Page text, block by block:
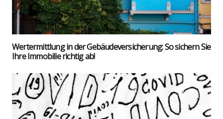
Wert­ermitt­lung in der Gebäu­de­ver­si­che­rung: So sichern Sie
Ihre Immo­bi­lie rich­tig ab!